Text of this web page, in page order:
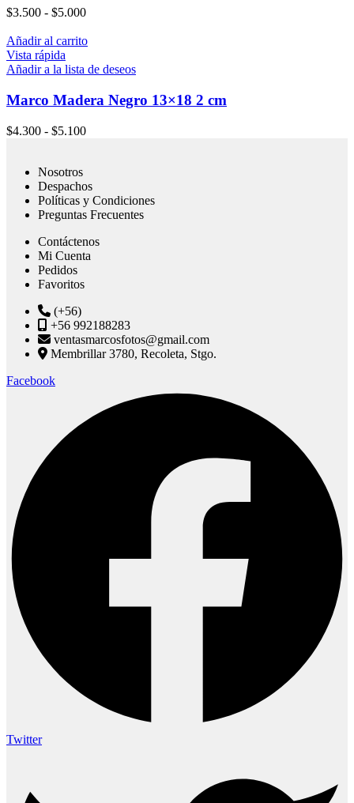
$3.500 - $5.000
Añadir al carrito
Vista rápida
Añadir a la lista de deseos
Marco Madera Negro 13×18 2 cm
$4.300 - $5.100
Nosotros
Despachos
Políticas y Condiciones
Preguntas Frecuentes
Contáctenos
Mi Cuenta
Pedidos
Favoritos
(+56)
+56 992188283
ventasmarcosfotos@gmail.com
Membrillar 3780, Recoleta, Stgo.
Facebook
Twitter